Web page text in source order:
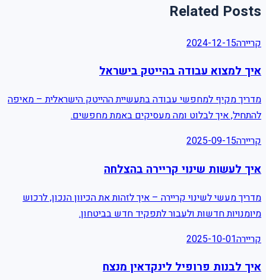
Related Posts
קריירה2024-12-15
איך למצוא עבודה בהייטק בישראל
מדריך מקיף למחפשי עבודה בתעשיית ההייטק הישראלית – מאיפה
להתחיל, איך לבלוט ומה מעסיקים באמת מחפשים.
קריירה2025-09-15
איך לעשות שינוי קריירה בהצלחה
מדריך מעשי לשינוי קריירה – איך לזהות את הכיוון הנכון, לרכוש
מיומנויות חדשות ולעבור לתפקיד חדש בביטחון.
קריירה2025-10-01
איך לבנות פרופיל לינקדאין מנצח